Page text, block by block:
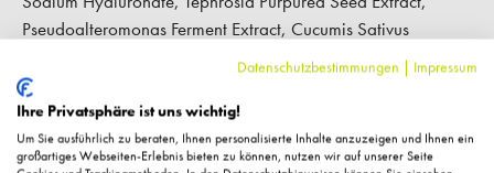
Pseudoalteromonas Ferment Extract, Cucumis Sativus
(Cucumber) Fruit Extract, Rosa Damascena Flower Oil,
Panthenol, Rhus Verniciflua Peel Wax / Rhus Succedanea
Fruit Wax, Tocopheryl Acetate, Tocopherol, Bacillus Ferment,
Palmitoyl Dipeptide-5 Diaminobutyroyl, Hydroxythreonine,
Palmitoyl Dipeptide-5 Diaminohydroxybutyrate, Acetyl
Datenschutzbestimmungen | Impressum
Ihre Privatsphäre ist uns wichtig!
Um Sie ausführlich zu beraten, Ihnen personalisierte Inhalte anzuzeigen und Ihnen ein
großartiges Webseiten-Erlebnis bieten zu können, nutzen wir auf unserer Seite